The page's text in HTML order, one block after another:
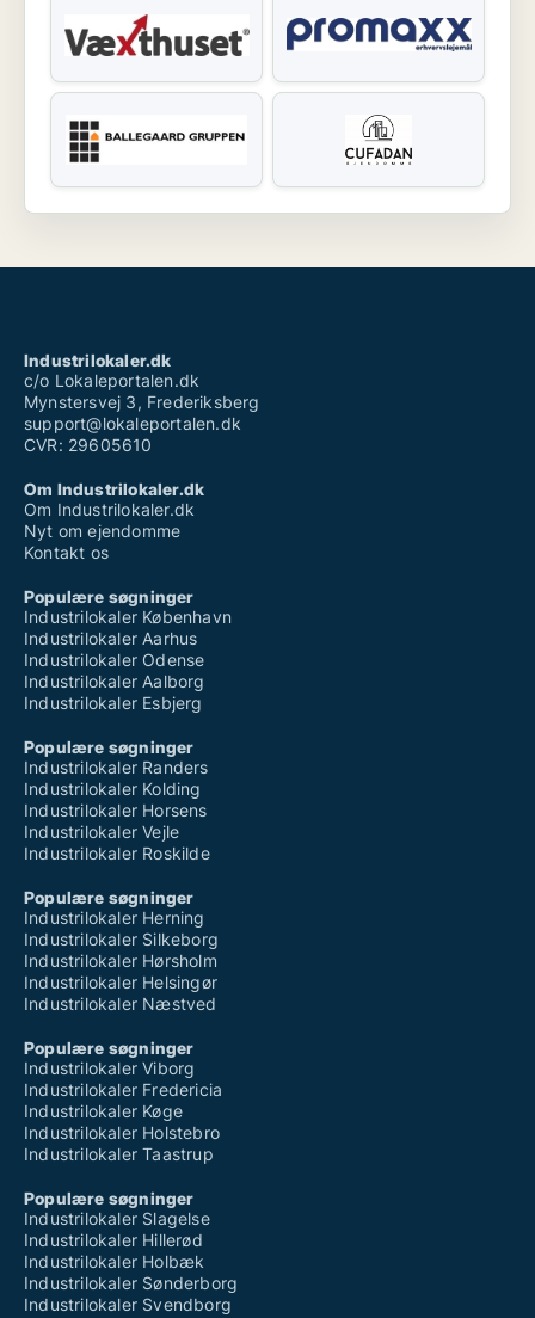
Industrilokaler.dk
c/o Lokaleportalen.dk
Mynstersvej 3, Frederiksberg
support@lokaleportalen.dk
CVR: 29605610
Om Industrilokaler.dk
Om Industrilokaler.dk
Nyt om ejendomme
Kontakt os
Populære søgninger
Industrilokaler København
Industrilokaler Aarhus
Industrilokaler Odense
Industrilokaler Aalborg
Industrilokaler Esbjerg
Populære søgninger
Industrilokaler Randers
Industrilokaler Kolding
Industrilokaler Horsens
Industrilokaler Vejle
Industrilokaler Roskilde
Populære søgninger
Industrilokaler Herning
Industrilokaler Silkeborg
Industrilokaler Hørsholm
Industrilokaler Helsingør
Industrilokaler Næstved
Populære søgninger
Industrilokaler Viborg
Industrilokaler Fredericia
Industrilokaler Køge
Industrilokaler Holstebro
Industrilokaler Taastrup
Populære søgninger
Industrilokaler Slagelse
Industrilokaler Hillerød
Industrilokaler Holbæk
Industrilokaler Sønderborg
Industrilokaler Svendborg